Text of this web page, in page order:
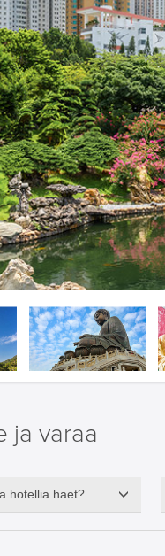
ja varaa
hotellia haet?